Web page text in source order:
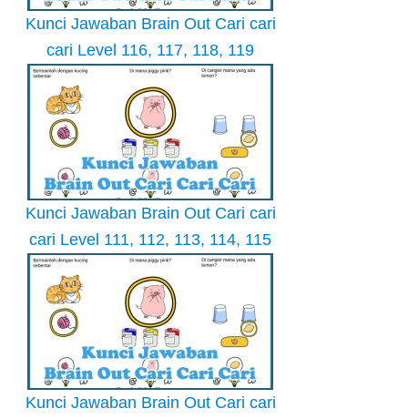
Kunci Jawaban Brain Out Cari cari
cari Level 116, 117, 118, 119
Kunci Jawaban Brain Out Cari cari
cari Level 111, 112, 113, 114, 115
Kunci Jawaban Brain Out Cari cari